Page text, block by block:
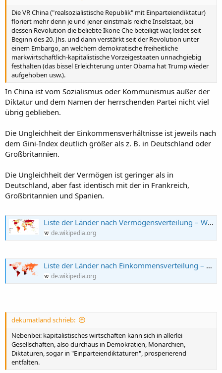
Die VR China ("realsozialistische Republik" mit Einparteiendiktatur)
floriert mehr denn je und jener einstmals reiche Inselstaat, bei
dessen Revolution die beliebte Ikone Che beteiligt war, leidet seit
Beginn des 20. Jhs. und dann verstärkt seit der Revolution unter
einem Embargo, an welchem demokratische freiheitliche
markwirtschaftlich-kapitalistische Vorzeigestaaten unnachgiebig
festhalten (das bissel Erleichterung unter Obama hat Trump wieder
aufgehoben usw.).
In China ist vom Sozialismus oder Kommunismus außer der
Diktatur und dem Namen der herrschenden Partei nicht viel
übrig geblieben.
Die Ungleichheit der Einkommensverhältnisse ist jeweils nach
dem Gini-Index deutlich größer als z. B. in Deutschland oder
Großbritannien.
Die Ungleichheit der Vermögen ist geringer als in
Deutschland, aber fast identisch mit der in Frankreich,
Großbritannien und Spanien.
Liste der Länder nach Vermögensverteilung – Wikipedia
de.wikipedia.org
Liste der Länder nach Einkommensverteilung – Wikipedia
de.wikipedia.org
dekumatland schrieb:
Nebenbei: kapitalistisches wirtschaften kann sich in allerlei
Gesellschaften, also durchaus in Demokratien, Monarchien,
Diktaturen, sogar in "Einparteiendiktaturen", prosperierend
entfalten.